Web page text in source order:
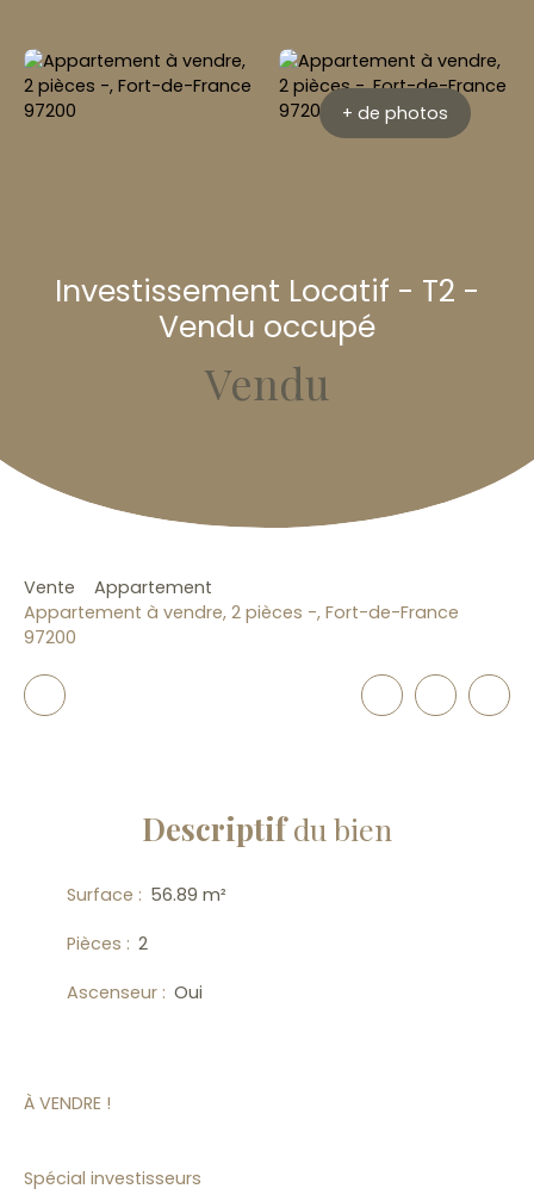
+ de photos
Investissement Locatif - T2 -
Vendu occupé
Vendu
Vente
Appartement
Appartement à vendre, 2 pièces -, Fort-de-France
97200
Descriptifdu bien
Surface : 56.89 m²
Pièces : 2
Ascenseur : Oui
À VENDRE !
Spécial investisseurs